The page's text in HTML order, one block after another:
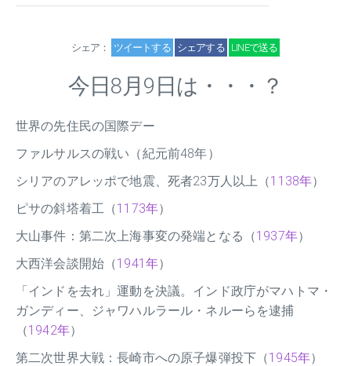
シェア： ツイートする シェアする LINEで送る
今日8月9日は・・・？
世界の先住民の国際デー
ファルサルスの戦い（紀元前48年）
シリアのアレッポで地震、死者23万人以上（1138年）
ピサの斜塔着工（1173年）
大山事件：第二次上海事変の発端となる（1937年）
大西洋会談開始（1941年）
「インドを去れ」運動を決議。インド政庁がマハトマ・
ガンディー、ジャワハルラール・ネルーらを逮捕
（1942年）
第二次世界大戦：長崎市への原子爆弾投下（1945年）